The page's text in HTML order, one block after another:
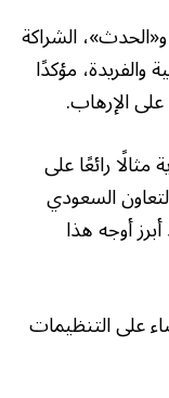
الشراكة
والفريدة، مؤكدًا
الإرهاب.
رائعًا على
السعودي
أوجه هذا
على التنظيمات